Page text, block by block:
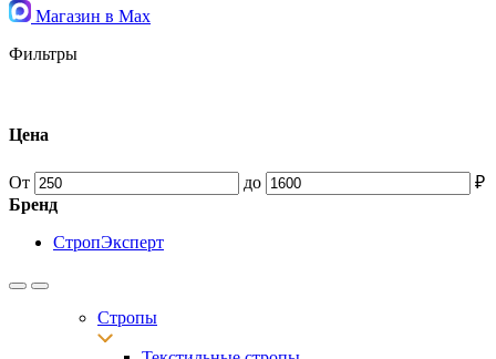
Магазин в Max
Фильтры
Цена
От до
₽
Бренд
СтропЭксперт
Стропы